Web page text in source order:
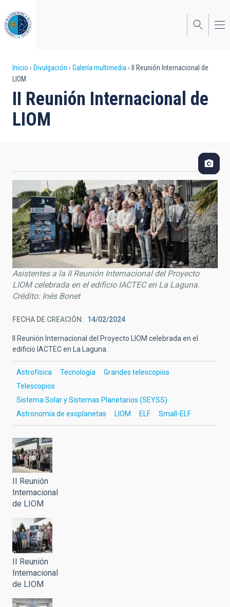
al
contenido
principal
Sobrescribir
enlaces
de
ayuda
navegación
Inicio Divulgación Galería multimedia
II Reunión Internacional de
LIOM
II Reunión Internacional de
LIOM
Asistentes a la II Reunión Internacional del Proyecto
LIOM celebrada en el edificio IACTEC en La Laguna.
Crédito: Inés Bonet
FECHA DE CREACIÓN 14/02/2024
II Reunión Internacional del Proyecto LIOM celebrada en el
edificio IACTEC en La Laguna.
Astrofísica Tecnología
Grandes telescopios
Telescopios
Sistema Solar y Sistemas Planetarios (SEYSS)
Astronomía de exoplanetas
LIOM ELF Small-ELF
II Reunión
Internacional
de LIOM
II Reunión
Internacional
de LIOM